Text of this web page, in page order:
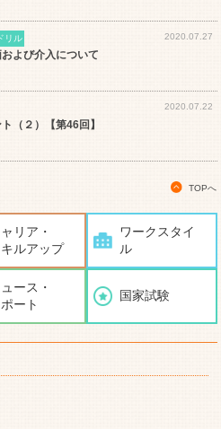
リル 2020.07.27
よび介入について
2020.07.22
（２）【第46回】
TOPへ
リア・
キルアップ
ワークスタイ
ル
ース・
ート
国家試験